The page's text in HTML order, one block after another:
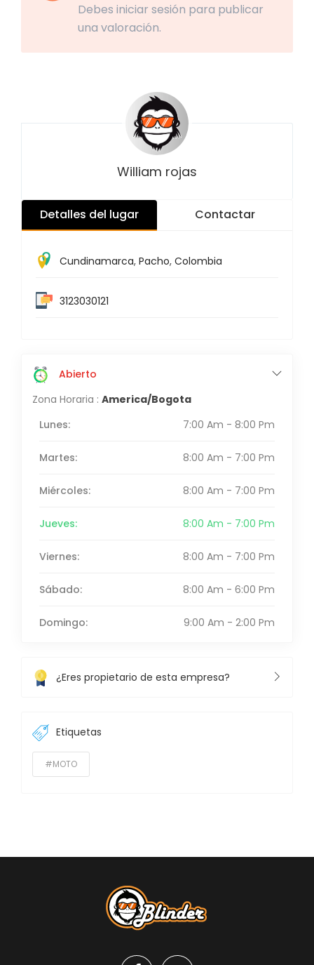
Debes iniciar sesión para publicar
una valoración.
William rojas
Detalles del lugar Contactar
Cundinamarca, Pacho, Colombia
3123030121
Abierto
Zona Horaria : America/Bogota
Lunes:
7:00 Am - 8:00 Pm
Martes: 8:00 Am - 7:00 Pm
Miércoles: 8:00 Am - 7:00 Pm
Jueves: 8:00 Am - 7:00 Pm
Viernes: 8:00 Am - 7:00 Pm
Sábado: 8:00 Am - 6:00 Pm
Domingo: 9:00 Am - 2:00 Pm
¿Eres propietario de esta empresa?
Etiquetas
#MOTO